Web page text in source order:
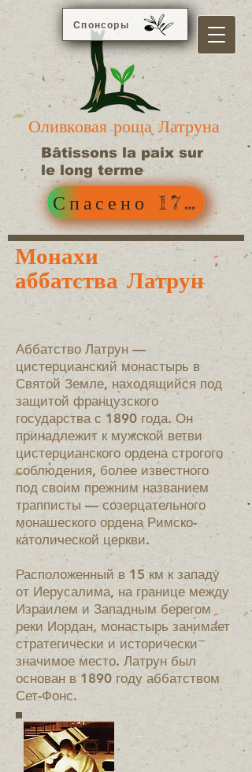
Оливковая роща Латруна
Спонсоры
Спасено 178
Bâtissons la paix sur
le long terme
Монахи
аббатства Латрун
Аббатство Латрун —
цистерцианский монастырь в
Святой Земле, находящийся под
защитой французского
государства с 1890 года. Он
принадлежит к мужской ветви
цистерцианского ордена строгого
соблюдения, более известного
под своим прежним названием
трапписты — созерцательного
монашеского ордена Римско-
католической церкви.
Расположенный в 15 км к западу
от Иерусалима, на границе между
Израилем и Западным берегом
реки Иордан, монастырь занимает
стратегически и исторически
значимое место. Латрун был
основан в 1890 году аббатством
Сет-Фонс.